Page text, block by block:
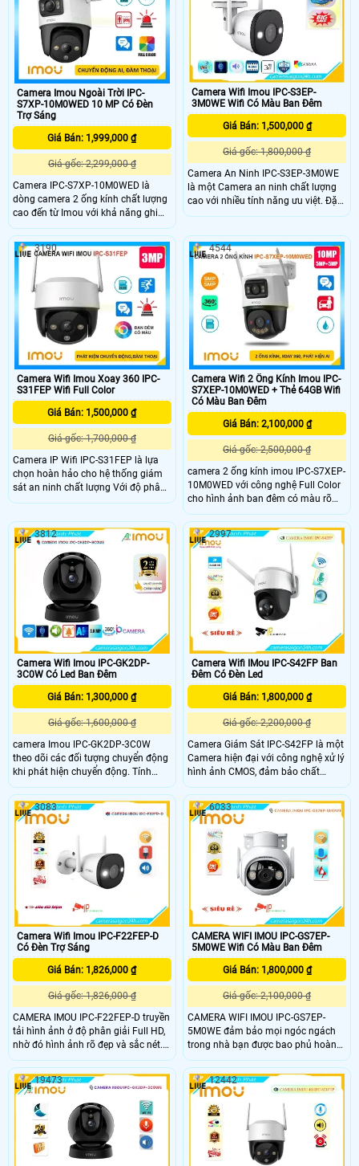
F52FP thiết kế chắc chắn và hiện
đại phù hợp với nhiều môi trường,
camera này có khả năng hoạt động
ổn định ngay cả trong những điều
kiện thời tiết khắc nghiệt nhất như
mưa to hay bụi bẩn
Camera Imou Ngoài Trời IPC-
S7XP-10M0WED 10 MP Có Đèn
Trợ Sáng
Giá Bán: 1,999,000 ₫
Giá gốc: 2,299,000 ₫
Camera IPC-S7XP-10M0WED là
dòng camera 2 ống kính chất lượng
cao đến từ Imou với khả năng ghi
hình siêu nét 3K trang bị 1 ống kính
xoay và 1 ống kính cố định. Ngoài
ra camera còn đem đến khả năng
phát hiện phân biệt người phương
tiện một cách chính xác, bên cạnh
đó là tầm nhìn ban đêm có màu sắc
chân thực.
Camera Wifi Imou IPC-S3EP-
3M0WE Wifi Có Màu Ban Đêm
Giá Bán: 1,500,000 ₫
Giá gốc: 1,800,000 ₫
Camera An Ninh IPC-S3EP-3M0WE
là một Camera an ninh chất lượng
cao với nhiều tính năng ưu việt. Đặc
biệt, Camera này được trang bị khả
phù hợp cho những trường hợp sử
dụng ngoài trời. Hình ảnh quan sát
ban đêm rõ nét với khoảng cách
nhìn xa lên đến 30m, giúp bạn có
những hình ảnh sáng đẹp và chi tiết
Camera Wifi Imou Xoay 360 IPC-
S31FEP Wifi Full Color
Giá Bán: 1,500,000 ₫
Giá gốc: 1,700,000 ₫
Camera IP Wifi IPC-S31FEP là lựa
chọn hoàn hảo cho hệ thống giám
sát an ninh chất lượng Với độ phân
giải lên đến 3.0 megapixel, IPC-
Khả năng xem được ban đêm Full
Color trong khoảng cách 30m giúp
quan sát hiệu quả ngay cả khi ánh
sáng yếu và có chức năng Báo Động
Chuyển Động rất lý tưởng cho việc
lắp đặt giám sát trong gia đình, căn
hộ hoặc công trình khác
3190
Camera Wifi 2 Ống Kính Imou IPC-
S7XEP-10M0WED + Thẻ 64GB Wifi
Có Màu Ban Đêm
Giá Bán: 2,100,000 ₫
Giá gốc: 2,500,000 ₫
camera 2 ống kính imou IPC-S7XEP-
10M0WED với công nghệ Full Color
cho hình ảnh ban đêm có màu rõ
nét, Camera này độ phân giải 5.0MP
thiết kế IP Wifi trang bị giám sát ban
đêm thông minh 2 mắt tinh tế tích
hợp micro và loa cao cấp, chống
xâm nhập khu vực, phân biệt người.
4544
Camera Wifi Imou IPC-GK2DP-
3C0W Có Led Ban Đêm
Giá Bán: 1,300,000 ₫
Giá gốc: 1,600,000 ₫
camera Imou IPC-GK2DP-3C0W
theo dõi các đối tượng chuyển động
khi phát hiện chuyển động. Tính
năng đàm thoại 2 chiều thông qua
việc kết nối mic và loa tích hợp, cho
phép giao tiếp trực tiếp với người
đang được giám sát.
3812
Camera Wifi IMou IPC-S42FP Ban
Đêm Có Đèn Led
Giá Bán: 1,800,000 ₫
Giá gốc: 2,200,000 ₫
Camera Giám Sát IPC-S42FP là một
Camera hiện đại với công nghệ xử lý
hình ảnh CMOS, đảm bảo chất
lượng hình ảnh chân thực. Với công
nghệ thiếu sáng Full Color, camera
có khả năng quan sát trong điều
kiện thiếu sáng màu sắc rõ ràng. Độ
phân giải 4.0 MP cho hình ảnh sắc
nét, đẹp mắt
2997
Camera Wifi Imou IPC-F22FEP-D
Có Đèn Trợ Sáng
Giá Bán: 1,826,000 ₫
Giá gốc: 1,826,000 ₫
CAMERA IMOU IPC-F22FEP-D truyền
tải hình ảnh ở độ phân giải Full HD,
nhờ đó hình ảnh rõ đẹp và sắc nét.
Camera chủ động giữ các mối đe
dọa tránh xa những gì bạn quan
tâm. CAMERA IMOU IPC-F22FEP-D
có cảm biến 1080P và thuật toán IR
tiên tiến cung cấp video rõ nét cả
ngày lẫn đêm. Nén H
3083
CAMERA WIFI IMOU IPC-GS7EP-
5M0WE Wifi Có Màu Ban Đêm
Giá Bán: 1,800,000 ₫
Giá gốc: 2,100,000 ₫
CAMERA WIFI IMOU IPC-GS7EP-
5M0WE đảm bảo mọi ngóc ngách
trong nhà bạn được bao phủ hoàn
toàn . Với chứng nhận IP66, camera
có thể được sử dụng ngoài trời với
các điều kiện thời tiết khác nhau.
Với tính năng giám sát trực tiếp với
độ nét cao QHD 3K và các tính năng
xoay 0 ~ 355 ° & nghiêng 0 ~ 90 °
6033
19473 12442